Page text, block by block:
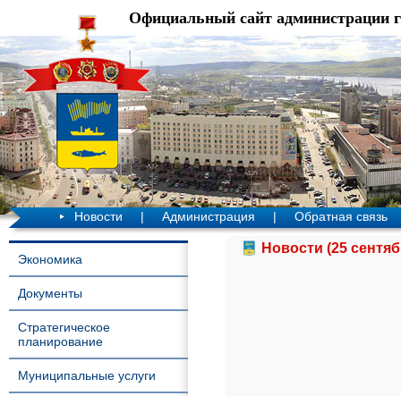
Официальный сайт администрации
Новости | Администрация | Обратная связь
Экономика
Документы
Стратегическое
планирование
Муниципальные услуги
Новости (25